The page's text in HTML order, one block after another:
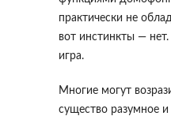
практически не
вот инстинкты —
игра.
Многие могут
существо разумное и